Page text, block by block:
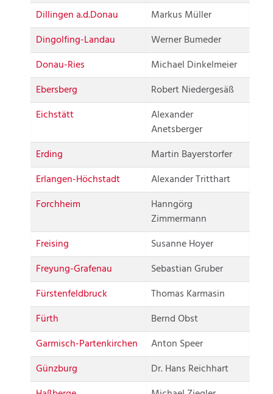
Dillingen a.d.Donau
Markus Müller
Dingolfing-Landau
Werner Bumeder
Donau-Ries
Michael Dinkelmeier
Ebersberg
Robert Niedergesäß
Eichstätt
Alexander
Anetsberger
Erding
Martin Bayerstorfer
Erlangen-Höchstadt
Alexander Tritthart
Forchheim
Hanngörg
Zimmermann
Freising
Susanne Hoyer
Freyung-Grafenau
Sebastian Gruber
Fürstenfeldbruck
Thomas Karmasin
Fürth
Bernd Obst
Garmisch-Partenkirchen
Anton Speer
Günzburg
Dr. Hans Reichhart